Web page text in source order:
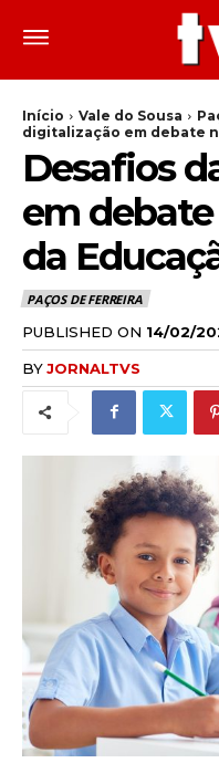
Início Vale do Sousa
digitalização em debate
Desafios
em
da
PAÇOS DE FERREIRA
PUBLISHED ON 14/02/
BYJORNALTVS